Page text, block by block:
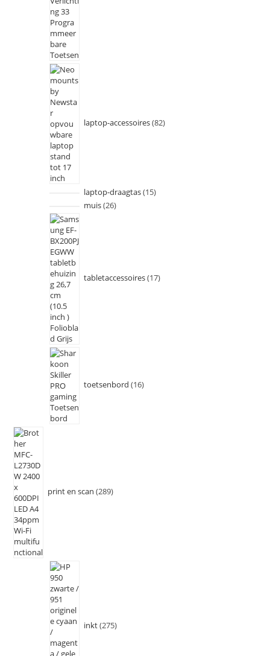
laptop-accessoires 82
laptop-draagtas 15
muis 26
tabletaccessoires 17
toetsenbord 16
print en scan 289
inkt 275